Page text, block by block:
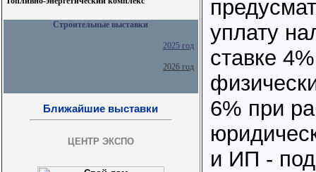
Строительные выставки
2025 год
2026 год
Ближайшие выставки
ЦЕНТР ЭКСПО
уплату
ставке
6% при
и ИП -